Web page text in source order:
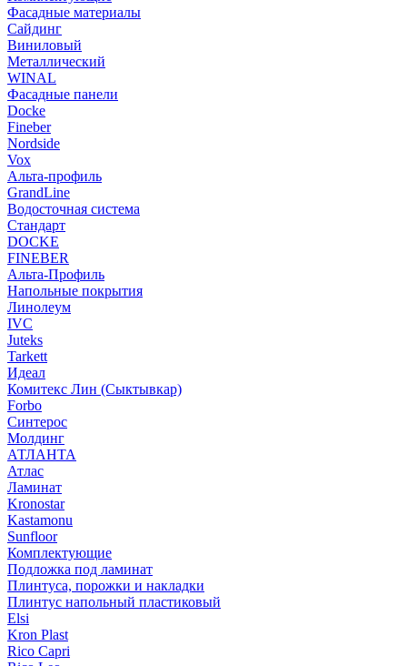
Фасадные материалы
Сайдинг
Виниловый
Металлический
WINAL
Фасадные панели
Docke
Fineber
Nordside
Vox
Альта-профиль
GrandLine
Водосточная система
Стандарт
DOCKE
FINEBER
Альта-Профиль
Напольные покрытия
Линолеум
IVC
Juteks
Tarkett
Идеал
Комитекс Лин (Сыктывкар)
Forbo
Синтерос
Молдинг
АТЛАНТА
Атлас
Ламинат
Kronostar
Kastamonu
Sunfloor
Комплектующие
Подложка под ламинат
Плинтуса, порожки и накладки
Плинтус напольный пластиковый
Elsi
Kron Plast
Rico Capri